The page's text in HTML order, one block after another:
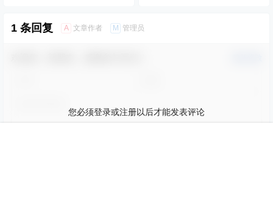
1 条回复 A 文章作者 M 管理员
您必须登录或注册以后才能发表评论